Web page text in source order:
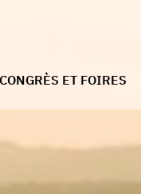
CONGRÈS ET FOIRES